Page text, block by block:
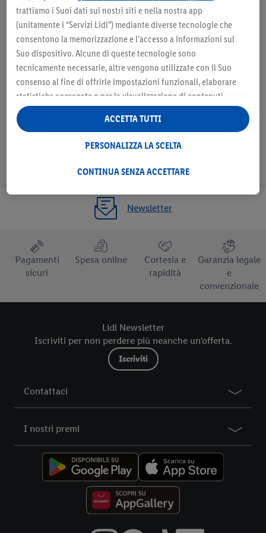
Seleziona come negozio
preferito
Seleziona come negozio preferito
Newsletter
Pagamenti
sicuri
Spesa online
Cortesia e
rapidità
Garanzia legale
e
convenzionale
Lidl Newsletter
Iscriviti per non perdere più neanche un'offerta.
Iscriviti
Contattaci
I nostri premi
trattiamo i Suoi dati sui nostri siti e nella nostra app
(unitamente i “Servizi Lidl”) mediante diverse tecnologie che
consentono la memorizzazione e l’accesso a informazioni sul
Suo dispositivo. Alcune di queste tecnologie sono
tecnicamente necessarie, altre vengono utilizzate con il Suo
consenso al fine di offrirle impostazioni funzionali, elaborare
statistiche aggregate o per la visualizzazione di contenuti
pubblicitari personalizzati all’interno e all’esterno dei Servizi
Lidl. Se è iscritto al programma Lidl Plus, anche i dati relativi al
Alla voce “Personalizza la scelta” può gestire singolarmente le
informazioni in merito al trattamento.
Cliccando “Continua senza accettare” può autorizzare il solo
“Accetta”, acconsente a tutti i trattamenti per tutte le finalità
sopra indicate. Ulteriori informazioni, comprese quelle relative
al periodo di conservazione dei dati e al Suo diritto di revocare
il consenso prestato in qualsiasi momento con effetto per il
CONTINUA SENZA ACCETTARE
PERSONALIZZA LA SCELTA
ACCETTA TUTTI